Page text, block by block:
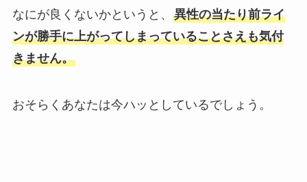
なにが良くないかというと、 異性の当たり前ライ
ンが勝手に上がってしまっていることさえも気付
きません。
おそらくあなたは今ハッとしているでしょう。